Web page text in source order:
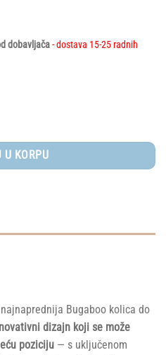
dobavljača- dostava 15-25 radnih
GRAPHITE/GREY MELANGE - GREY
U KORPU
najnaprednija Bugaboo kolica do
dizajn koji se može
poziciju — s uključenom